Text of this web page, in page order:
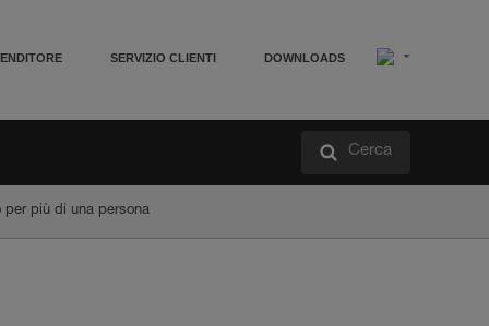
SERVIZIO CLIENTI DOWNLOADS
Cerca
per più di una persona